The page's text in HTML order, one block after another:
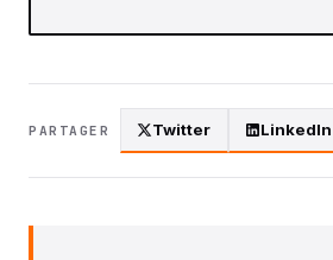
PARTAGER Twitter LinkedIn